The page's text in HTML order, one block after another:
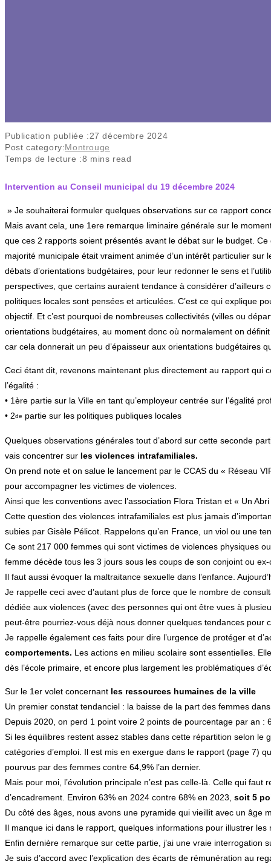
Publication publiée :27 décembre 2024
Post category:Montrouge
Temps de lecture :8 mins read
Intervention au Conseil municipal du 19 décembre 2024
» Je souhaiterai formuler quelques observations sur ce rapport
Mais avant cela, une 1ere remarque liminaire générale sur le
que ces 2 rapports soient présentés avant le débat sur le budget.
majorité municipale était vraiment animée d’un intérêt particulier
débats d’orientations budgétaires, pour leur redonner le sens et
perspectives, que certains auraient tendance à considérer d’ailleurs
politiques locales sont pensées et articulées. C’est ce qui explique
objectif. Et c’est pourquoi de nombreuses collectivités (villes ou
orientations budgétaires, au moment donc où normalement on
car cela donnerait un peu d’épaisseur aux orientations budgétaires
Ceci étant dit, revenons maintenant plus directement au rapport qui
l’égalité :
• 1ère partie sur la Ville en tant qu’employeur centrée sur l’égalité
• 2de partie sur les politiques publiques locales
Quelques observations générales tout d’abord sur cette seconde
vais concentrer sur les violences intrafamiliales.
On prend note et on salue le lancement par le CCAS du « Réseau
pour accompagner les victimes de violences.
Ainsi que les conventions avec l’association Flora Tristan et « Un
Cette question des violences intrafamiliales est plus jamais
subies par Gisèle Pélicot. Rappelons qu’en France, un viol ou une
Ce sont 217 000 femmes qui sont victimes de violences physiques
femme décède tous les 3 jours sous les coups de son conjoint ou
Il faut aussi évoquer la maltraitance sexuelle dans l’enfance.
Je rappelle ceci avec d’autant plus de force que le nombre de
dédiée aux violences (avec des personnes qui ont être vues à
peut-être pourriez-vous déjà nous donner quelques tendances pour
Je rappelle également ces faits pour dire l’urgence de protéger et
comportements. Les actions en milieu scolaire sont essentielles.
dès l’école primaire, et encore plus largement les problématiques
Sur le 1er volet concernant les ressources humaines de la ville
Un premier constat tendanciel : la baisse de la part des femmes
Depuis 2020, on perd 1 point voire 2 points de pourcentage par an :
Si les équilibres restent assez stables dans cette répartition selon le
catégories d’emploi. Il est mis en exergue dans le rapport (page 7)
pourvus par des femmes contre 64,9% l’an dernier.
Mais pour moi, l’évolution principale n’est pas celle-là. Celle qui faut
d’encadrement. Environ 63% en 2024 contre 68% en 2023, soit 5
Du côté des âges, nous avons une pyramide qui vieillit avec un
Il manque ici dans le rapport, quelques informations pour illustrer
Enfin dernière remarque sur cette partie, j’ai une vraie interrogation
Je suis d’accord avec l’explication des écarts de rémunération au